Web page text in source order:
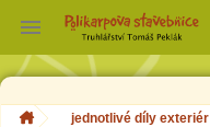

jednotlivé díly exteriér